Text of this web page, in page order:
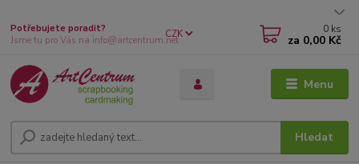
Menu
CZK
Hledat
Potřebujete poradit?
Jsme tu pro Vás na info@artcentrum.net
0 ks
za 0,00 Kč